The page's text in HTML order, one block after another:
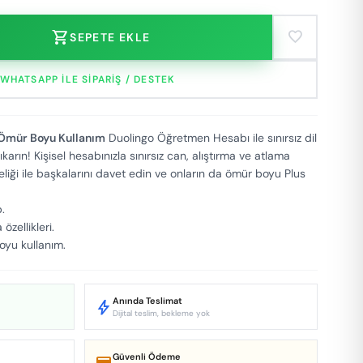
shopping_cartSEPETE EKLE favorite
WHATSAPP ILE SIPARIŞ / DESTEK
Boyu Kullanım Duolingo Öğretmen Hesabı ile sınırsız dil
Kişisel hesabınızla sınırsız can, alıştırma ve atlama
ile başkalarını davet edin ve onların da ömür boyu Plus
özellikleri.
kullanım.
bolt Anında Teslimat
Dijital teslim, bekleme yok
Güvenli Ödeme